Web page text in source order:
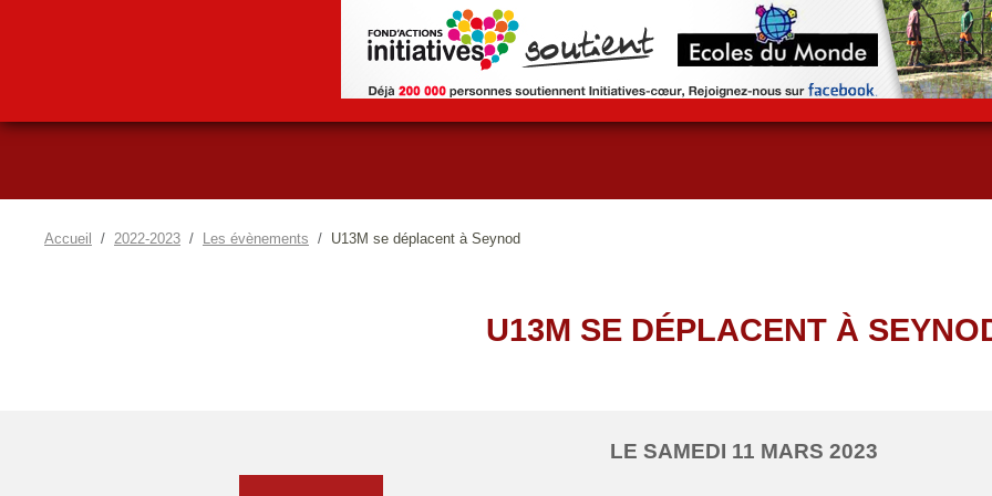
Accueil 2022-2023 Les évènements U13M se déplacent à Seynod
U13M SE DÉPLACENT À
LE SAMEDI 11 MARS 2023